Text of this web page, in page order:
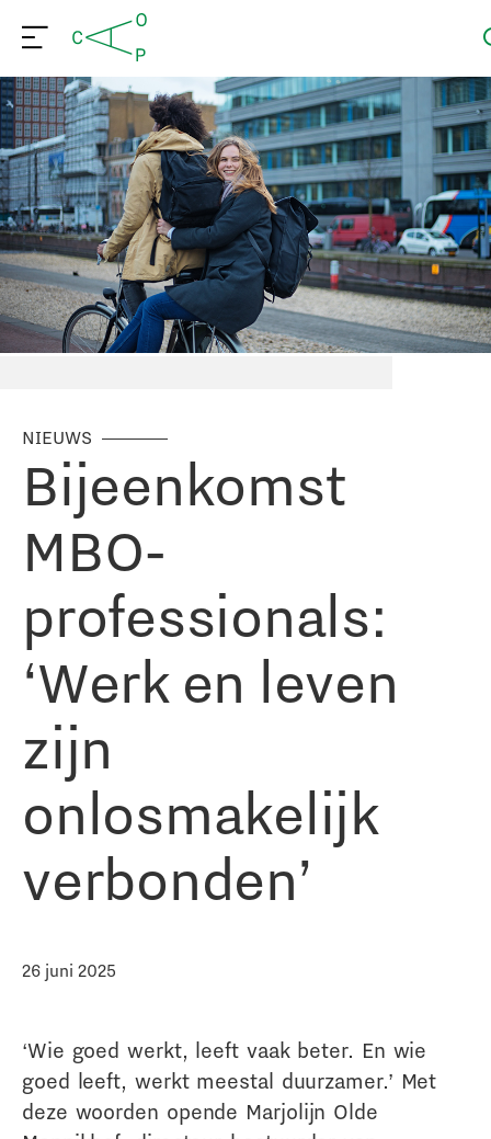
NIEUWS
Bijeenkomst
MBO-
professionals:
‘Werk en leven
zijn
onlosmakelijk
verbonden’
26 juni 2025
‘Wie goed werkt, leeft vaak beter. En wie
goed leeft, werkt meestal duurzamer.’ Met
deze woorden opende Marjolijn Olde